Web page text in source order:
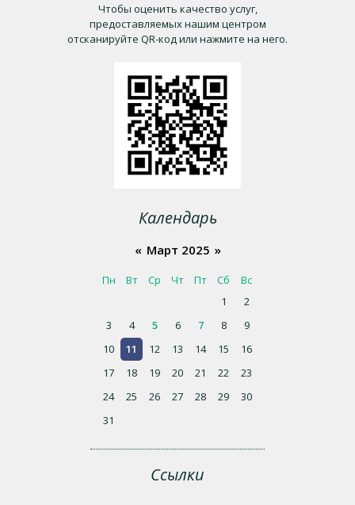
Чтобы оценить качество услуг,
предоставляемых нашим центром
отсканируйте QR-код или нажмите на него.
Календарь
« Март 2025 »
Пн Вт Ср Чт Пт Сб
Вс
1
2
3
4 5 6 7 8
9
10
11 12 13 14 15
16
17
18 19 20 21 22
23
24
25 26 27 28 29
30
31
Ссылки